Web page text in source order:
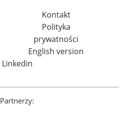
Kontakt
Polityka
prywatności
English version
Linkedin
Partnerzy: